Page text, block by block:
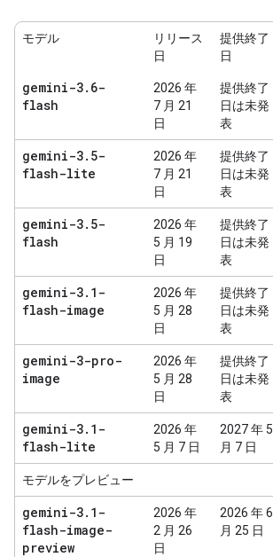
モデル
リリース
日
提供終了
日
gemini-3. 6-
flash
2026 年
7 月 21
日
提供終了
日は未発
表
gemini-3. 5-
flash-lite
2026 年
7 月 21
日
提供終了
日は未発
表
gemini-3. 5-
flash
2026 年
5 月 19
日
提供終了
日は未発
表
gemini-3. 1-
flash-image
2026 年
5 月 28
日
提供終了
日は未発
表
gemini-3-pro-
image
2026 年
5 月 28
日
提供終了
日は未発
表
gemini-3. 1-
flash-lite
2026 年
5 月 7 日
2027 年 5
月 7 日
モデルをプレビュー
gemini-3. 1-
flash-image-
preview
2026 年
2 月 26
日
2026 年 6
月 25 日